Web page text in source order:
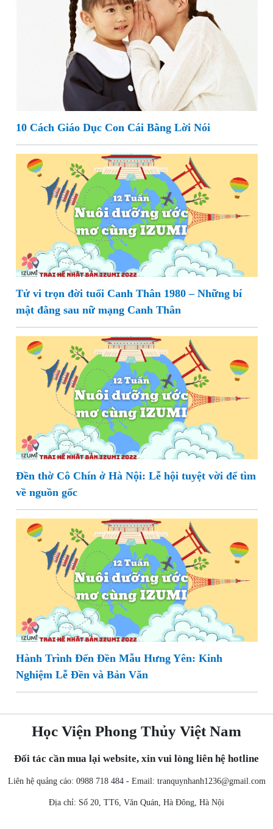
10 Cách Giáo Dục Con Cái Bằng Lời Nói
Tử vi trọn đời tuổi Canh Thân 1980 – Những bí
mật đằng sau nữ mạng Canh Thân
Đền thờ Cô Chín ở Hà Nội: Lễ hội tuyệt vời để tìm
về nguồn gốc
Hành Trình Đến Đền Mẫu Hưng Yên: Kinh
Nghiệm Lễ Đền và Bản Văn
Học Viện Phong Thủy Việt Nam
Đối tác cần mua lại website, xin vui lòng liên hệ hotline
Liên hệ quảng cáo: 0988 718 484 - Email: tranquynhanh1236@gmail.com
Địa chỉ: Số 20, TT6, Văn Quán, Hà Đông, Hà Nội